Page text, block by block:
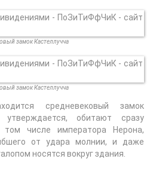
замок Кастеллучча
замок Кастеллучча
средневековый замок
обитают сразу
том числе императора Нерона,
от удара молнии, и даже
носятся вокруг здания.